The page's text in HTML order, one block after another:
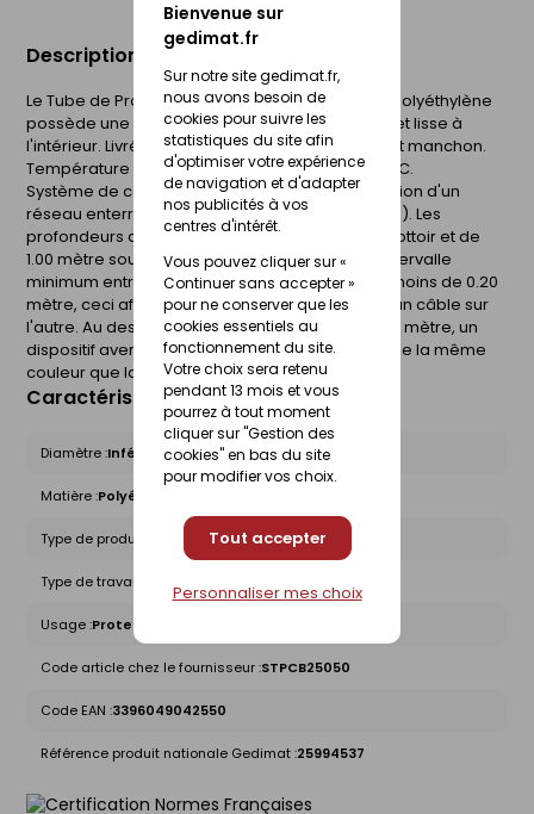
Bienvenue sur
gedimat.fr
Sur notre site gedimat.fr,
nous avons besoin de
cookies pour suivre les
statistiques du site afin
d'optimiser votre expérience
de navigation et d'adapter
nos publicités à vos
centres d'intérêt.
Vous pouvez cliquer sur «
Continuer sans accepter »
pour ne conserver que les
cookies essentiels au
fonctionnement du site.
Votre choix sera retenu
pendant 13 mois et vous
pourrez à tout moment
cliquer sur "Gestion des
cookies" en bas du site
pour modifier vos choix.
Tout accepter
Personnaliser mes choix
Description du produit
Le Tube de Protection des Câbles Interplast en polyéthylène
possède une double paroi, annelé à l'extérieur et lisse à
l'intérieur. Livré en couronnes avec fil de tirage et manchon.
Température minimum de mise en oeuvre : -15°C.
Système de conduit destiné à assurer la protection d'un
réseau enterré d'adduction d'eau potable (bleu). Les
profondeurs de pose sont de 0.70 mètre sous trottoir et de
1.00 mètre sous chaussée. Dans la tranchée, l'intervalle
minimum entre deux canalisations doit être au moins de 0.20
mètre, ceci afin d'éviter l'influence thermique d'un câble sur
l'autre. Au dessus de chaque canalisation à 0.20 mètre, un
dispositif avertisseur doit-être posé, il doit être de la même
couleur que la canalisation.
Caractéristiques du produit
Diamètre :Inférieur à 100mm
Matière :Polyéthylène
Type de produit : Gaines TPC
Type de travaux :
Usage :Protection
Code article chez le fournisseur :STPCB25050
Code EAN :3396049042550
Référence produit nationale Gedimat :25994537